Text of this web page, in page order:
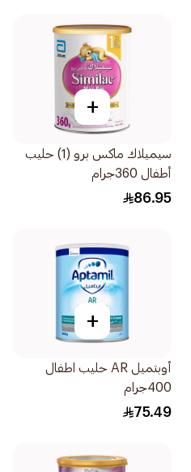
+
سيميلاك ماكس برو (1) حليب
أطفال 360جرام
86.95
+
أوبتميل AR حليب اطفال
400جرام
75.49